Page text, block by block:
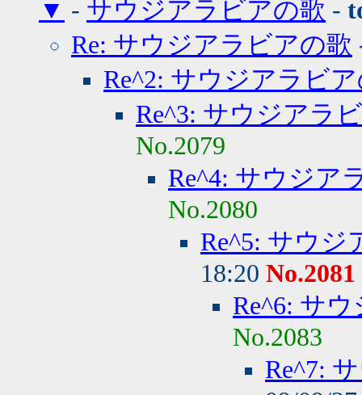
▼ - サウジアラビアの歌 -
Re: サウジアラビアの歌
Re^2: サウジアラビ
Re^3: サウジアラ
No.2079
Re^4: サウジア
No.2080
Re^5: サウジ
18:20 No.2081
Re^6: サ
No.2083
Re^7: